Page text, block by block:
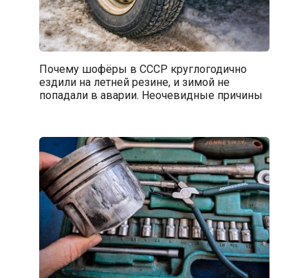
Почему шофёры в СССР круглогодично
ездили на летней резине, и зимой не
попадали в аварии. Неочевидные причины